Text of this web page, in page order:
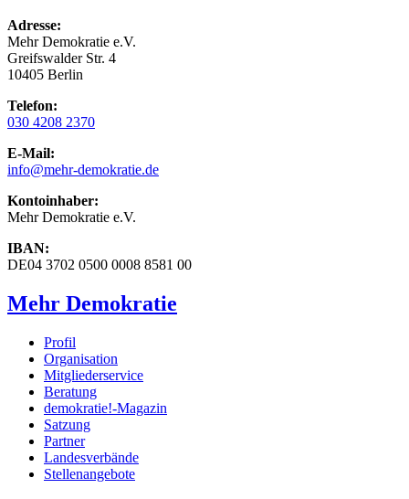
Adresse:
Mehr Demokratie e.V.
Greifswalder Str. 4
10405 Berlin
Telefon:
030 4208 2370
E-Mail:
info@mehr-demokratie.de
Kontoinhaber:
Mehr Demokratie e.V.
IBAN:
DE04 3702 0500 0008 8581 00
Mehr Demokratie
Profil
Organisation
Mitgliederservice
Beratung
demokratie!-Magazin
Satzung
Partner
Landesverbände
Stellenangebote